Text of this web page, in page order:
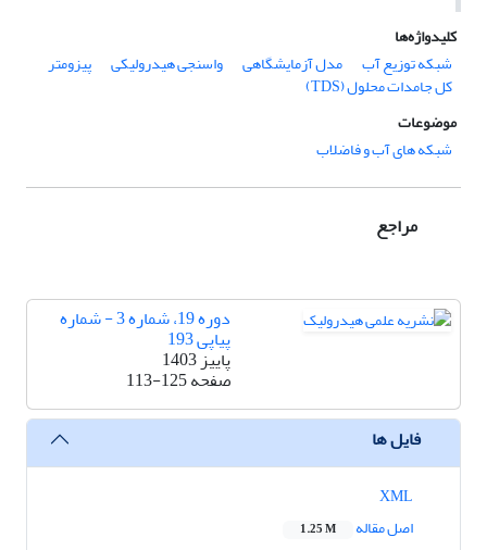
کلیدواژه‌ها
شبکه توزیع آب
مدل آزمایشگاهی واسنجی هیدرولیکی پیزومتر
کل جامدات محلول (TDS)
موضوعات
شبکه های آب و فاضلاب
مراجع
دوره 19، شماره 3 - شماره
پیاپی 193
پاییز 1403
صفحه113-125
فایل ها
اصل مقاله
1.25 M